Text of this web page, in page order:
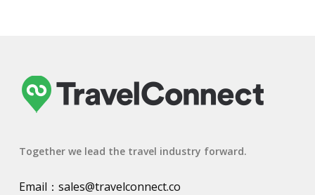
Together we lead the travel industry forward.
Email： sales@travelconnect.co